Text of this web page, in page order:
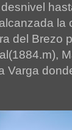
la
del Brezo
Varga